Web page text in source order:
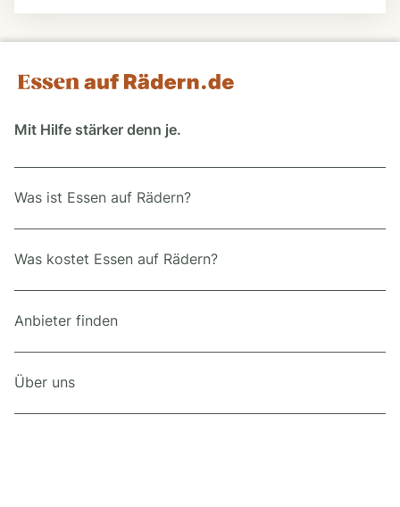
Mit Hilfe stärker denn je.
Was ist Essen auf Rädern?
Was kostet Essen auf Rädern?
Anbieter finden
Über uns